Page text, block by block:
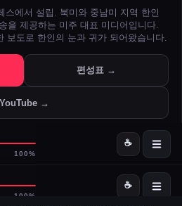
스에서 설립. 북미와 중남미 지역 한인
을 제공하는 미주 대표 미디어입니다.
보도로 한인의 눈과 귀가 되어왔습니다.
편성표 →
YouTube →
화 기금 — 1·6 폭동 피고인들 감옥에서 배상금으
등 10개 도시 시장, 유럽과 민주주의 수호 협약
— 잭 스미스 보고서 개인 이메일로 유출 혐의
IPO 계획 공식 확인… 시장 기대감 고조
감원 후 수천 명을 AI 사업부로 재배치